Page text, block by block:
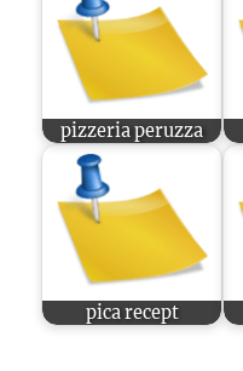
pizzeria peruzza
pica recept